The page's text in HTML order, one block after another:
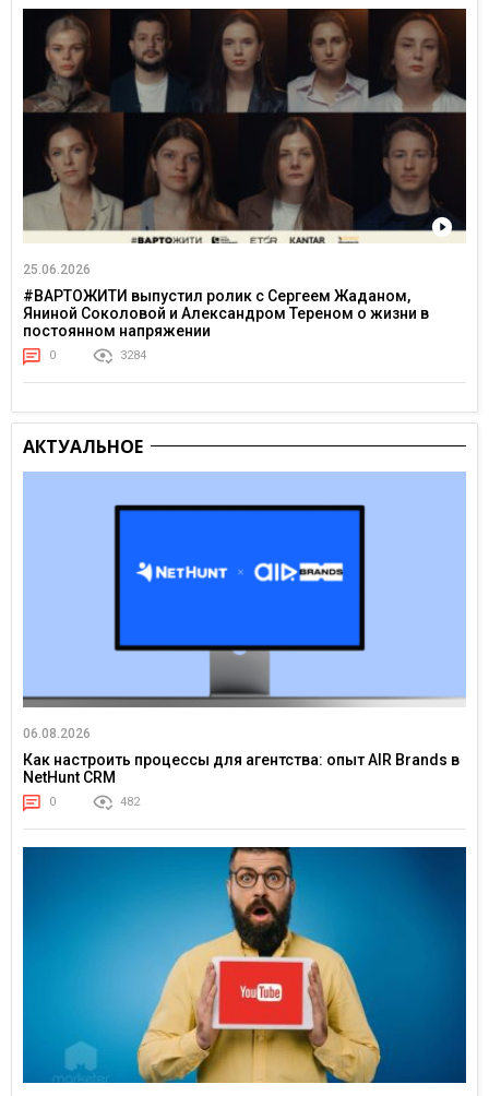
25.06.2026
#ВАРТОЖИТИ выпустил ролик с Сергеем Жаданом,
Яниной Соколовой и Александром Тереном о жизни в
постоянном напряжении
0 3284
АКТУАЛЬНОЕ
06.08.2026
Как настроить процессы для агентства: опыт AIR Brands в
NetHunt CRM
0 482